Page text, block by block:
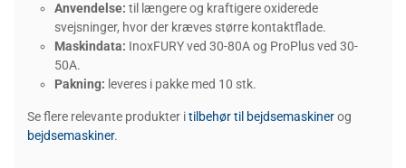
Anvendelse: til længere og kraftigere oxiderede
svejsninger, hvor der kræves større kontaktflade.
Maskindata: InoxFURY ved 30-80A og ProPlus ved 30-
50A.
Pakning: leveres i pakke med 10 stk.
Se flere relevante produkter itilbehør til bejdsemaskinerog
bejdsemaskiner.